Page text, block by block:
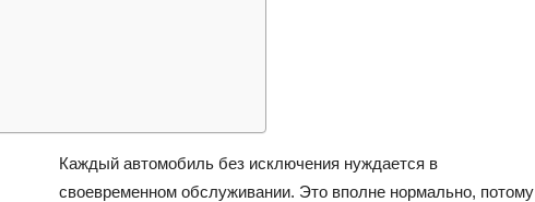
Каждый автомобиль без исключения нуждается в
своевременном обслуживании. Это вполне нормально, потому